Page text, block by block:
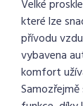
Velké
které lze
přívodu
vybavena
komfort